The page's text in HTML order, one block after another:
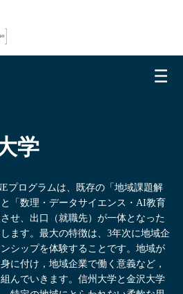
－
－
－
学
プログラムは、既存の「地域課題解
「数理・データサイエンス・AI教育
せ、出口（就職先）が一体となった
ます。最大の特徴は、3年次に地域企
シップを体験することです。地域が
に付け，地域企業で働く意義など，
んでいきます。信州大学と金沢大学